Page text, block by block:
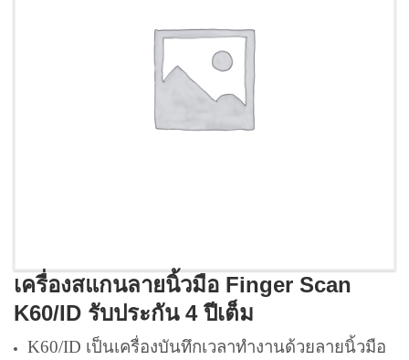
เครื่องสแกนลายนิ้วมือ Finger Scan
K60/ID รับประกัน 4 ปีเต็ม
K60/ID เป็นเครื่องบันทึกเวลาทำงานด้วยลายนิ้วมือ